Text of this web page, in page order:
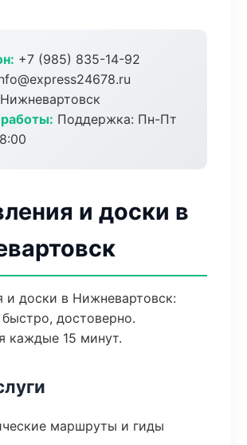
+7 (985) 835-14-92
Нижневартовск
Поддержка: Пн-Пт
и доски в
и доски в Нижневартовск:
быстро, достоверно.
каждые 15 минут.
маршруты и гиды